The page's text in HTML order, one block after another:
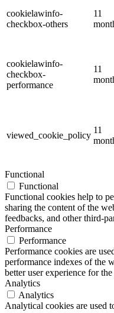
cookielawinfo-
checkbox-others
11
cookielawinfo-
checkbox-
performance
11
viewed_cookie_policy
11
Functional
Functional
Functional cookies help to
sharing the content of the
feedbacks, and other third-
Performance
Performance
Performance cookies are
performance indexes of the
better user experience for
Analytics
Analytics
Analytical cookies are used